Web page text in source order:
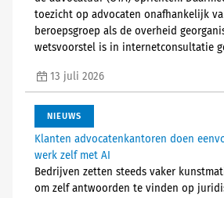
toezicht op advocaten onafhankelijk
beroepsgroep als de overheid
wetsvoorstel is in internetconsultatie
13 juli 2026
NIEUWS
Klanten advocatenkantoren doen
werk zelf met AI
Bedrijven zetten steeds vaker
om zelf antwoorden te vinden op